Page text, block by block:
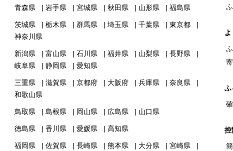
青森県 岩手県 宮城県 秋田県 山形県 福島県
茨城県 栃木県 群馬県 埼玉県 千葉県
東京都
神奈川県
新潟県 富山県 石川県 福井県 山梨県
長野県
岐阜県
静岡県 愛知県
三重県 滋賀県 京都府 大阪府 兵庫県
奈良県
和歌山県
鳥取県 島根県 岡山県 広島県 山口県
徳島県 香川県 愛媛県 高知県
福岡県 佐賀県 長崎県 熊本県 大分県
宮崎県
ふ
控